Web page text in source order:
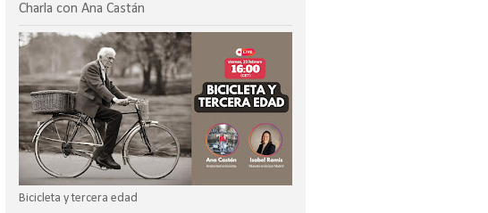
Charla con Ana Castán
Bicicleta y tercera edad